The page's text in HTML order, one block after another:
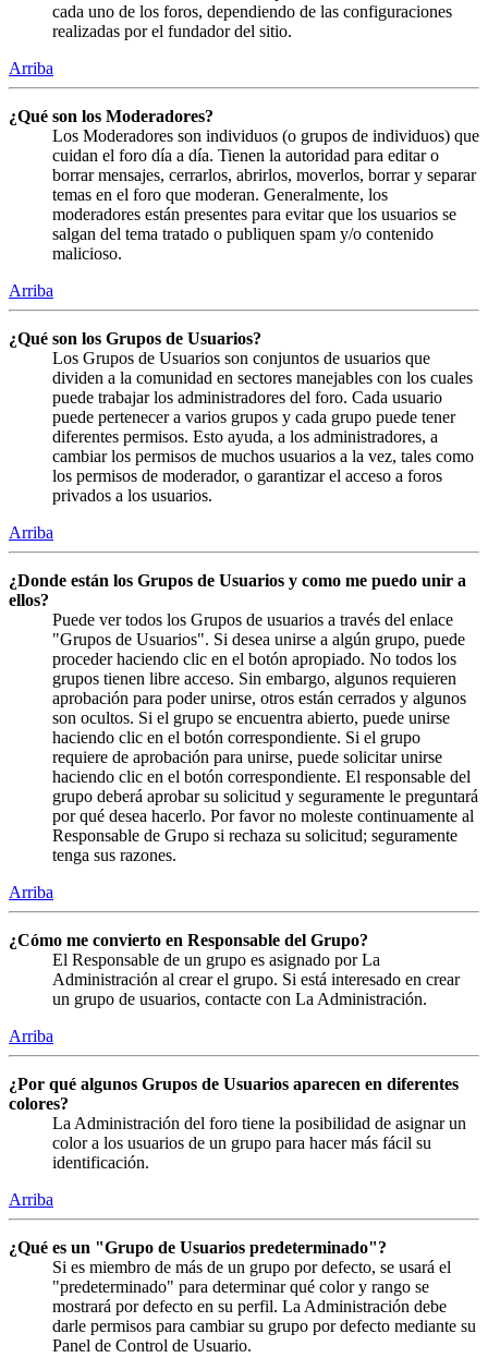
cada uno de los foros, dependiendo de las configuraciones
realizadas por el fundador del sitio.
Arriba
¿Qué son los Moderadores?
Los Moderadores son individuos (o grupos de individuos) que
cuidan el foro día a día. Tienen la autoridad para editar o
borrar mensajes, cerrarlos, abrirlos, moverlos, borrar y separar
temas en el foro que moderan. Generalmente, los
moderadores están presentes para evitar que los usuarios se
salgan del tema tratado o publiquen spam y/o contenido
malicioso.
Arriba
¿Qué son los Grupos de Usuarios?
Los Grupos de Usuarios son conjuntos de usuarios que
dividen a la comunidad en sectores manejables con los cuales
puede trabajar los administradores del foro. Cada usuario
puede pertenecer a varios grupos y cada grupo puede tener
diferentes permisos. Esto ayuda, a los administradores, a
cambiar los permisos de muchos usuarios a la vez, tales como
los permisos de moderador, o garantizar el acceso a foros
privados a los usuarios.
Arriba
¿Donde están los Grupos de Usuarios y como me puedo unir a
ellos?
Puede ver todos los Grupos de usuarios a través del enlace
"Grupos de Usuarios". Si desea unirse a algún grupo, puede
proceder haciendo clic en el botón apropiado. No todos los
grupos tienen libre acceso. Sin embargo, algunos requieren
aprobación para poder unirse, otros están cerrados y algunos
son ocultos. Si el grupo se encuentra abierto, puede unirse
haciendo clic en el botón correspondiente. Si el grupo
requiere de aprobación para unirse, puede solicitar unirse
haciendo clic en el botón correspondiente. El responsable del
grupo deberá aprobar su solicitud y seguramente le preguntará
por qué desea hacerlo. Por favor no moleste continuamente al
Responsable de Grupo si rechaza su solicitud; seguramente
tenga sus razones.
Arriba
¿Cómo me convierto en Responsable del Grupo?
El Responsable de un grupo es asignado por La
Administración al crear el grupo. Si está interesado en crear
un grupo de usuarios, contacte con La Administración.
Arriba
¿Por qué algunos Grupos de Usuarios aparecen en diferentes
colores?
La Administración del foro tiene la posibilidad de asignar un
color a los usuarios de un grupo para hacer más fácil su
identificación.
Arriba
¿Qué es un "Grupo de Usuarios predeterminado"?
Si es miembro de más de un grupo por defecto, se usará el
"predeterminado" para determinar qué color y rango se
mostrará por defecto en su perfil. La Administración debe
darle permisos para cambiar su grupo por defecto mediante su
Panel de Control de Usuario.